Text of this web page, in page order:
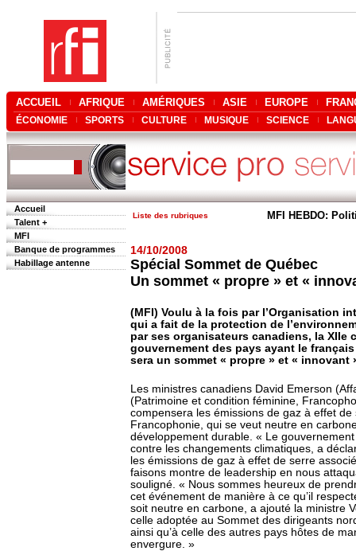
ACCUEIL AFRIQUE AMÉRIQUES ASIE EUROPE
ÉCONOMIE SPORTS CULTURE MUSIQUE SCIENCE
Accueil
Talent +
MFI
Banque de programmes
Habillage antenne
Liste des rubriques MFI HEBDO:
14/10/2008
Spécial Sommet de Québec
Un sommet « propre » et «
(MFI) Voulu à la fois par l’Organisation
qui a fait de la protection de
par ses organisateurs canadiens, la XIIe
gouvernement des pays ayant le
sera un sommet « propre » et « innovant
Les ministres canadiens David Emerson
(Patrimoine et condition féminine,
compensera les émissions de gaz à effet
Francophonie, qui se veut neutre en
développement durable. « Le
contre les changements climatiques, a
les émissions de gaz à effet de serre
faisons montre de leadership en nous
souligné. « Nous sommes heureux de
cet événement de manière à ce qu’il
soit neutre en carbone, a ajouté la ministre
celle adoptée au Sommet des dirigeants
ainsi qu’à celle des autres pays hôtes de
envergure. »